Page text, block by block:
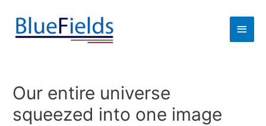
Our entire universe
squeezed into one image